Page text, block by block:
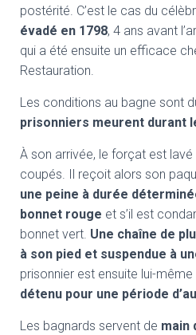
postérité. C’est le cas du
évadé en 1798, 4 ans avant
qui a été ensuite un efficace
Restauration.
Les conditions au bagne sont
prisonniers meurent durant
À son arrivée, le forçat est
coupés. Il reçoit alors son
une peine à durée
bonnet rouge et s’il est
bonnet vert. Une chaîne de
à son pied et suspendue à
prisonnier est ensuite lui-même
détenu pour une période
Les bagnards servent de main